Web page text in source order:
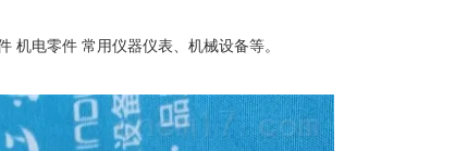
机电零件 常用仪器仪表、机械设备等。